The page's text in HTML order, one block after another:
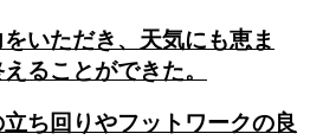
いただき、天気にも恵ま
ることができた。
ち回りやフットワークの良